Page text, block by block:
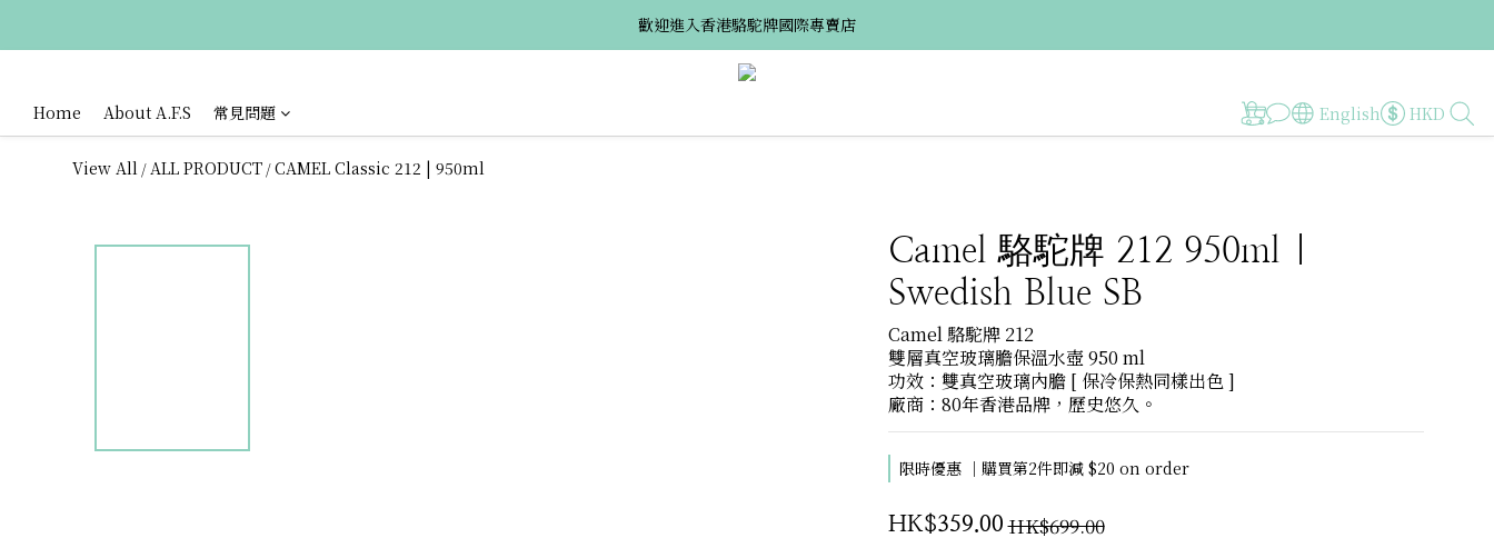
歡迎進入香港駱駝牌國際專賣店
Home About A.F.S 常見問題 English HKD
View All /ALL PRODUCT /CAMEL Classic 212 | 950ml
Camel 駱駝牌 212 950ml |
Swedish Blue SB
Camel 駱駝牌 212
雙層真空玻璃膽保溫水壺 950 ml
功效：雙真空玻璃內膽 [ 保冷保熱同樣出色 ]
廠商：80年香港品牌，歷史悠久。
限時優惠 ｜購買第2件即減 $20 on order
HK$359.00HK$699.00